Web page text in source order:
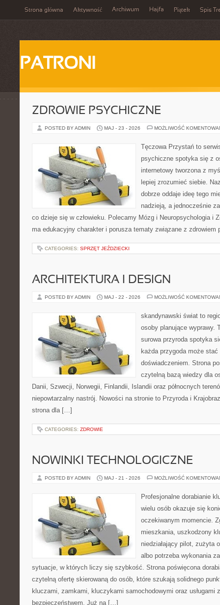
Strona główna Aktywność Archiwum Hajfa Piątek Spis
PATRONI
ZDROWIE PSYCHICZNE
POSTED BY ADMIN MAJ - 23 - 2026 MOŻLIWOŚĆ
Tęczowa Przystań to
psychiczne spotyka się z
internetowy tworzona z
lepiej zrozumieć siebie.
dobrze oddaje ideę tego
nadzieją, a jednocześnie
co dzieje się w człowieku. Polecamy Mózg i Neuropsychologia i
ma edukacyjny charakter i porusza tematy związane z
CATEGORIES: SPRZĘT JEŹDZIECKI
ARCHITEKTURA I DESIGN
POSTED BY ADMIN MAJ - 22 - 2026 MOŻLIWOŚĆ
skandynawski świat to
osoby planujące wyprawy.
surowa przyroda spotyka
każda przygoda może
doświadczeniem. Strona
czytelną bazą wiedzy dla
Danii, Szwecji, Norwegii, Finlandii, Islandii oraz północnych
niepowtarzalny nastrój. Nowości na stronie to Przyroda i
strona dla […]
CATEGORIES: ZDROWIE
NOWINKI TECHNOLOGICZNE
POSTED BY ADMIN MAJ - 21 - 2026 MOŻLIWOŚĆ
Profesjonalne dorabianie
wielu osób okazuje się
oczekiwanym momencie.
mieszkania, uszkodzony
niedziałający pilot, zużyta
albo potrzeba wykonania
sytuacje, w których liczy się szybkość. Strona poświęcona
czytelną ofertę skierowaną do osób, które szukają solidnego
kluczami, zamkami, kluczykami samochodowymi oraz usługami
bezpieczeństwem. Już na […]